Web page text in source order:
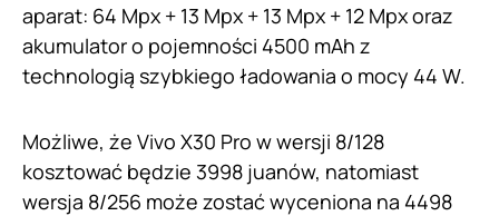
aparat: 64 Mpx + 13 Mpx + 13 Mpx + 12 Mpx oraz
akumulator o pojemności 4500 mAh z
technologią szybkiego ładowania o mocy 44 W.
Możliwe, że Vivo X30 Pro w wersji 8/128
kosztować będzie 3998 juanów, natomiast
wersja 8/256 może zostać wyceniona na 4498